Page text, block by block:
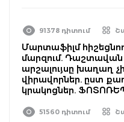
91378 դիտում
Մարտաֆիլմ
մարզում. Դաշտավան
արշալույսը խաղաղ
վիրավորներ. ըստ
կրակոցներ.
51560 դիտում